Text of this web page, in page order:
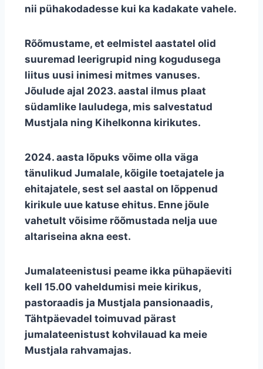
nii pühakodadesse kui ka kadakate vahele.
Rõõmustame, et eelmistel aastatel olid
suuremad leerigrupid ning kogudusega
liitus uusi inimesi mitmes vanuses.
Jõulude ajal 2023. aastal ilmus plaat
südamlike lauludega, mis salvestatud
Mustjala ning Kihelkonna kirikutes.
2024. aasta lõpuks võime olla väga
tänulikud Jumalale, kõigile toetajatele ja
ehitajatele, sest sel aastal on lõppenud
kirikule uue katuse ehitus. Enne jõule
vahetult võisime rõõmustada nelja uue
altariseina akna eest.
Jumalateenistusi peame ikka pühapäeviti
kell 15.00 vaheldumisi meie kirikus,
pastoraadis ja Mustjala pansionaadis,
Tähtpäevadel toimuvad pärast
jumalateenistust kohvilauad ka meie
Mustjala rahvamajas.